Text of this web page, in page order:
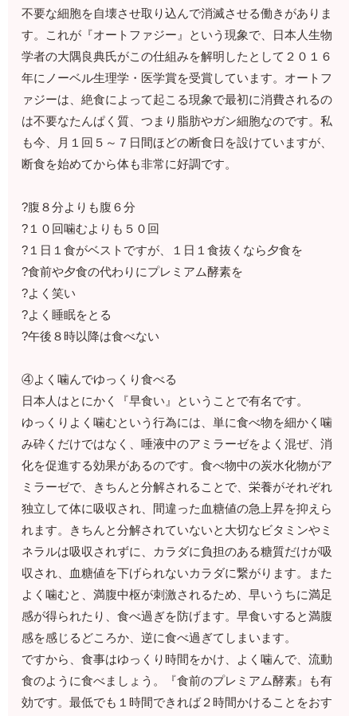
不要な細胞を自壊させ取り込んで消滅させる働きがありま
す。これが『オートファジー』という現象で、日本人生物
学者の大隅良典氏がこの仕組みを解明したとして２０１６
年にノーベル生理学・医学賞を受賞しています。オートフ
ァジーは、絶食によって起こる現象で最初に消費されるの
は不要なたんぱく質、つまり脂肪やガン細胞なのです。私
も今、月１回５～７日間ほどの断食日を設けていますが、
断食を始めてから体も非常に好調です。
?腹８分よりも腹６分
?１０回噛むよりも５０回
?１日１食がベストですが、１日１食抜くなら夕食を
?食前や夕食の代わりにプレミアム酵素を
?よく笑い
?よく睡眠をとる
?午後８時以降は食べない
④よく噛んでゆっくり食べる
日本人はとにかく『早食い』ということで有名です。
ゆっくりよく噛むという行為には、単に食べ物を細かく噛
み砕くだけではなく、唾液中のアミラーゼをよく混ぜ、消
化を促進する効果があるのです。食べ物中の炭水化物がア
ミラーゼで、きちんと分解されることで、栄養がそれぞれ
独立して体に吸収され、間違った血糖値の急上昇を抑えら
れます。きちんと分解されていないと大切なビタミンやミ
ネラルは吸収されずに、カラダに負担のある糖質だけが吸
収され、血糖値を下げられないカラダに繋がります。また
よく噛むと、満腹中枢が刺激されるため、早いうちに満足
感が得られたり、食べ過ぎを防げます。早食いすると満腹
感を感じるどころか、逆に食べ過ぎてしまいます。
ですから、食事はゆっくり時間をかけ、よく噛んで、流動
食のように食べましょう。『食前のプレミアム酵素』も有
効です。最低でも１時間できれば２時間かけることをおす